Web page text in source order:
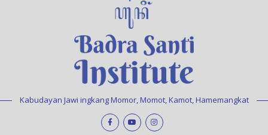
Kabudayan Jawi ingkang Momor, Momot, Kamot, Hamemangkat